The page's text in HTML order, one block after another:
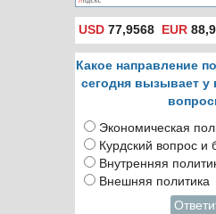
USD 77,9568 EUR
Какое направление
сегодня вызывает
Экономическая
Курдский вопрос и
Внутренняя
Внешняя политика